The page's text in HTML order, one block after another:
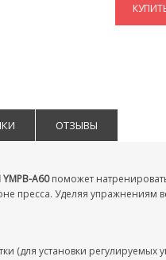
ОТЗЫВЫ
A60поможет
пресса. Уделяя
(для установки регулируемых